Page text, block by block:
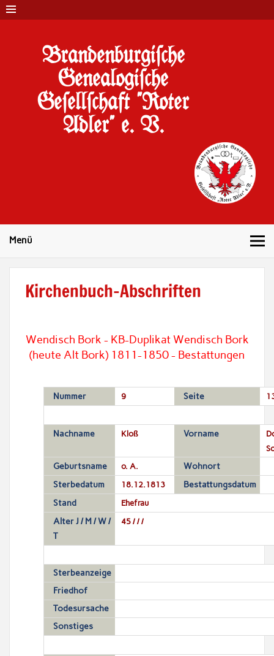
Brandenburgi#che
Genealogi#che
Ge#ell#chaft "Roter
Adler" e. V.
Menü
Kirchenbuch-Abschriften
Wendisch Bork - KB-Duplikat Wendisch Bork
(heute Alt Bork) 1811-1850 - Bestattungen
Nummer 9 Seite
Nachname Kloß Vorname
Geburtsname o. A.
Wohnort
Sterbedatum
18.12.1813
Bestattungsdatum
Stand
Ehefrau
Alter J / M / W /
T
45 / / /
Sterbeanzeige
Friedhof
Todesursache
Sonstiges